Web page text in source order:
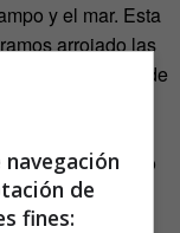
y el mar. Esta
arrojado las
las notas altas de
pero no es
recurrir a la
con el asfalto
de
fines: